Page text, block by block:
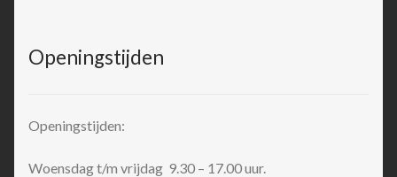
Openingstijden
Openingstijden:
Woensdag t/m vrijdag 9.30 – 17.00 uur.